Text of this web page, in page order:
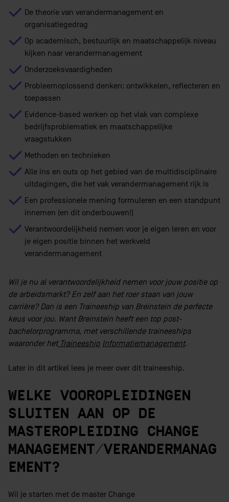
De theorie van verandermanagement en
organisatiegedrag
Op academisch, bestuurlijk en maatschappelijk niveau
kijken naar verandermanagement
Onderzoeksvaardigheden
Probleemoplossend denken: ontwikkelen, reflecteren en
toepassen
Evidence-based werken op het vlak van complexe
bedrijfsproblematiek en maatschappelijke
vraagstukken
Methoden en technieken
Alle ins en outs op het gebied van de multidisciplinaire
uitdagingen, die het vak verandermanagement rijk is
Een professionele mening formuleren en een standpunt
innemen (en dit onderbouwen!)
Verantwoordelijkheid nemen voor je eigen leren en voor
je eigen positie binnen het werkveld
verandermanagement
Wil je nu al verantwoordelijkheid nemen voor jouw positie op
de arbeidsmarkt? En zelf aan het roer staan van jouw
carrière? Dan is een Traineeship van Breinstein de perfecte
keus voor jou. Want Breinstein heeft een top post-
bachelorprogramma, met verschillende traineeships
waaronder hetTraineeship Informatiemanagement.
Later in dit artikel lees je meer over dit traineeship.
WELKE VOOROPLEIDINGEN
SLUITEN AAN OP DE
MASTEROPLEIDING CHANGE
MANAGEMENT/VERANDERMANAG
EMENT?
Wil je starten met de master Change